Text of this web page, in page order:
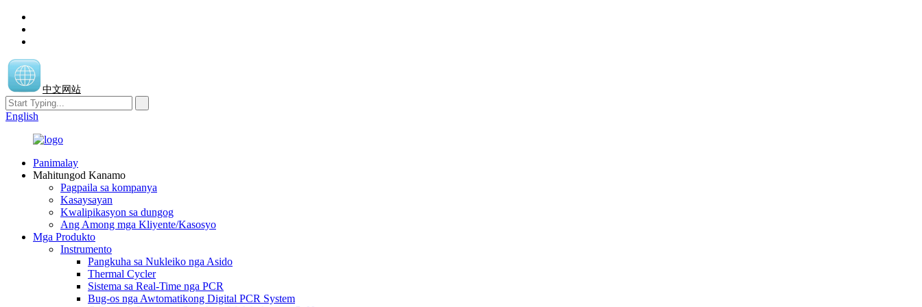
中文网站
English
Panimalay
Mahitungod Kanamo
Pagpaila sa kompanya
Kasaysayan
Kwalipikasyon sa dungog
Ang Among mga Kliyente/Kasosyo
Mga Produkto
Instrumento
Pangkuha sa Nukleiko nga Asido
Thermal Cycler
Sistema sa Real-Time nga PCR
Bug-os nga Awtomatikong Digital PCR System